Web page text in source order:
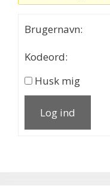
Brugernavn:
Kodeord:
Husk mig
Log ind